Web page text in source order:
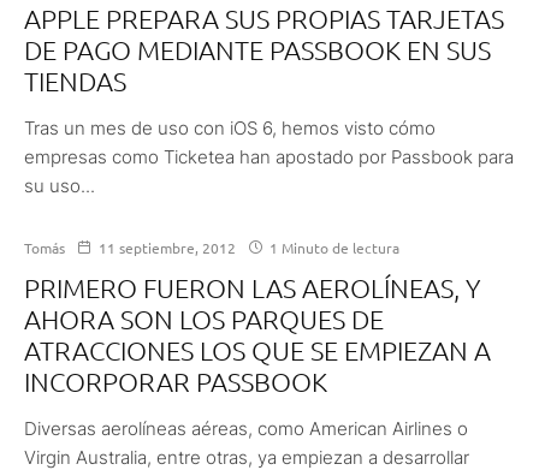
APPLE PREPARA SUS PROPIAS TARJETAS
DE PAGO MEDIANTE PASSBOOK EN SUS
TIENDAS
Tras un mes de uso con iOS 6, hemos visto cómo
empresas como Ticketea han apostado por Passbook para
su uso...
Tomás 11 septiembre, 2012 1 Minuto de lectura
PRIMERO FUERON LAS AEROLÍNEAS, Y
AHORA SON LOS PARQUES DE
ATRACCIONES LOS QUE SE EMPIEZAN A
INCORPORAR PASSBOOK
Diversas aerolíneas aéreas, como American Airlines o
Virgin Australia, entre otras, ya empiezan a desarrollar